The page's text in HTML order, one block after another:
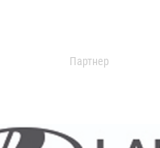
Партнер